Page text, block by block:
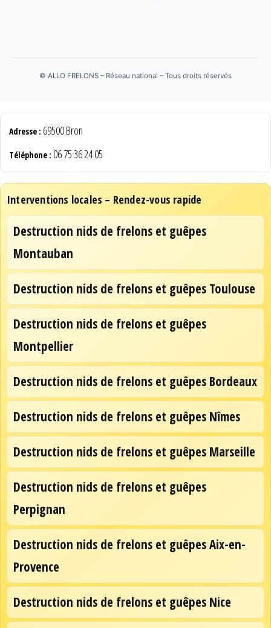
© ALLO FRELONS – Réseau national – Tous droits réservés
Adresse : 69500 Bron
Téléphone : 06 75 36 24 05
Interventions locales – Rendez-vous rapide
Destruction nids de frelons et guêpes
Montauban
Destruction nids de frelons et guêpes Toulouse
Destruction nids de frelons et guêpes
Montpellier
Destruction nids de frelons et guêpes Bordeaux
Destruction nids de frelons et guêpes Nîmes
Destruction nids de frelons et guêpes Marseille
Destruction nids de frelons et guêpes
Perpignan
Destruction nids de frelons et guêpes Aix-en-
Provence
Destruction nids de frelons et guêpes Nice